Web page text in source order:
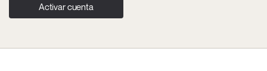
Activar cuenta